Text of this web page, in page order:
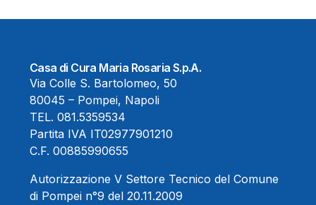
Casa di Cura Maria Rosaria S.p.A.
Via Colle S. Bartolomeo, 50
80045 – Pompei, Napoli
TEL. 081.5359534
Partita IVA IT02977901210
C.F. 00885990655
Autorizzazione V Settore Tecnico del Comune
di Pompei n°9 del 20.11.2009